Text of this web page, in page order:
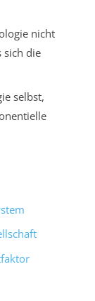
nicht
sich die
selbst,